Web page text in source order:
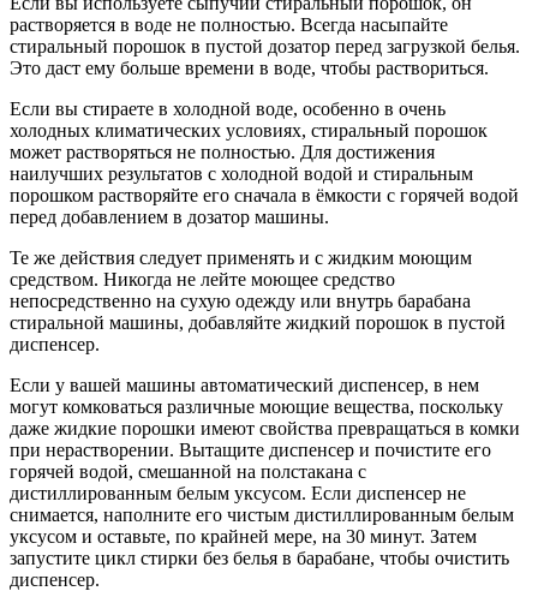
растворяется в воде не полностью. Всегда насыпайте
стиральный порошок в пустой дозатор перед загрузкой белья.
Это даст ему больше времени в воде, чтобы раствориться.
Если вы стираете в холодной воде, особенно в очень
холодных климатических условиях, стиральный порошок
может растворяться не полностью. Для достижения
наилучших результатов с холодной водой и стиральным
порошком растворяйте его сначала в ёмкости с горячей водой
перед добавлением в дозатор машины.
Те же действия следует применять и с жидким моющим
средством. Никогда не лейте моющее средство
непосредственно на сухую одежду или внутрь барабана
стиральной машины, добавляйте жидкий порошок в пустой
диспенсер.
Если у вашей машины автоматический диспенсер, в нем
могут комковаться различные моющие вещества, поскольку
даже жидкие порошки имеют свойства превращаться в комки
при нерастворении. Вытащите диспенсер и почистите его
горячей водой, смешанной на полстакана с
дистиллированным белым уксусом. Если диспенсер не
снимается, наполните его чистым дистиллированным белым
уксусом и оставьте, по крайней мере, на 30 минут. Затем
запустите цикл стирки без белья в барабане, чтобы очистить
диспенсер.